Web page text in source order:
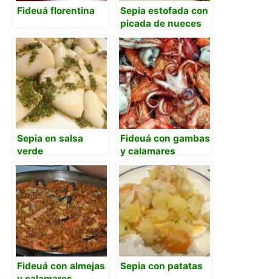
Fideuá florentina
Sepia estofada con
picada de nueces
Sepia en salsa
verde
Fideuá con gambas
y calamares
Fideuá con almejas
Sepia con patatas